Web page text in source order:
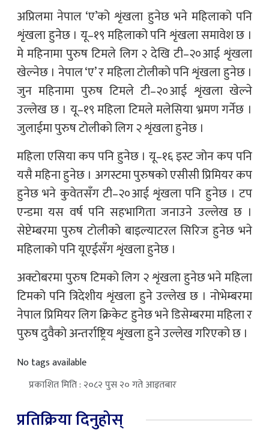
अप्रिलमा नेपाल ‘ए’को शृंखला हुनेछ भने महिलाको पनि
शृंखला हुनेछ । यू–१९ महिलाको पनि शृंखला समावेश छ ।
मे महिनामा पुरुष टिमले लिग २ देखि टी–२०आई शृंखला
खेल्नेछ । नेपाल ‘ए’ र महिला टोलीको पनि शृंखला हुनेछ ।
जुन महिनामा पुरुष टिमले टी–२०आई शृंखला खेल्ने
उल्लेख छ । यू–१९ महिला टिमले मलेसिया भ्रमण गर्नेछ ।
जुलाईमा पुरुष टोलीको लिग २ शृंखला हुनेछ ।
महिला एसिया कप पनि हुनेछ । यू–१६ इस्ट जोन कप पनि
यसै महिना हुनेछ । अगस्टमा पुरुषको एसीसी प्रिमियर कप
हुनेछ भने कुवेतसँग टी–२०आई शृंखला पनि हुनेछ । टप
एन्डमा यस वर्ष पनि सहभागिता जनाउने उल्लेख छ ।
सेप्टेम्बरमा पुरुष टोलीको बाइल्याटरल सिरिज हुनेछ भने
महिलाको पनि यूएईसँग शृंखला हुनेछ ।
अक्टोबरमा पुरुष टिमको लिग २ शृंखला हुनेछ भने महिला
टिमको पनि त्रिदेशीय शृंखला हुने उल्लेख छ । नोभेम्बरमा
नेपाल प्रिमियर लिग क्रिकेट हुनेछ भने डिसेम्बरमा महिला र
पुरुष दुवैको अन्तर्राष्ट्रिय शृंखला हुने उल्लेख गरिएको छ ।
No tags available
प्रकाशित मिति : २०८२ पुस २० गते आइतबार
प्रतिक्रिया दिनुहोस्